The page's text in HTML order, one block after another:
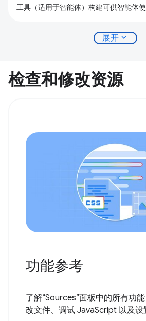
工具（适用于智能体）构建可供智能体使
展开 expand_more
检查和修改资源
功能参考
了解“Sources”面板中的所有功
改文件、调试 JavaScript 以及设